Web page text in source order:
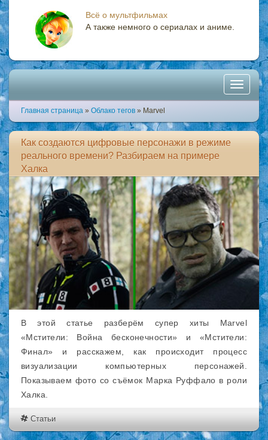
Всё о мультфильмах
А также немного о сериалах и аниме.
Toggle
Главная страница » Облако тегов » Marvel
Как создаются цифровые персонажи в режиме
реального времени? Разбираем на примере
Халка
В этой статье разберём супер хиты Marvel
«Мстители: Война бесконечности» и «Мстители:
Финал» и расскажем, как происходит процесс
визуализации компьютерных персонажей.
Показываем фото со съёмок Марка Руффало в роли
Халка.
Статьи